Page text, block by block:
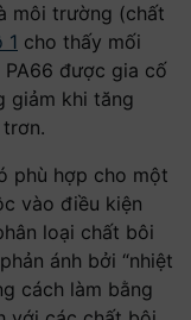
môi trường (chất
1 cho thấy mối
được gia cố
giảm khi tăng
phù hợp cho một
vào điều kiện
loại chất bôi
ánh bởi “nhiệt
cách làm bằng